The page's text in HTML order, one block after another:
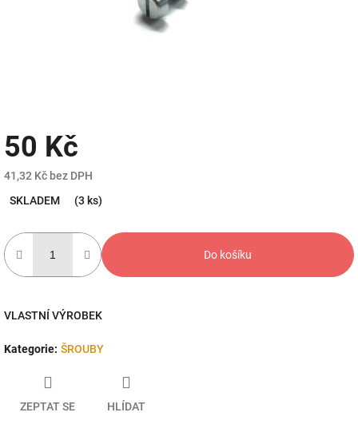
50 Kč
41,32 Kč bez DPH
cena:
SKLADEM (3 ks)
Do košíku
VLASTNÍ VÝROBEK
Kategorie: ŠROUBY
ZEPTAT SE HLÍDAT